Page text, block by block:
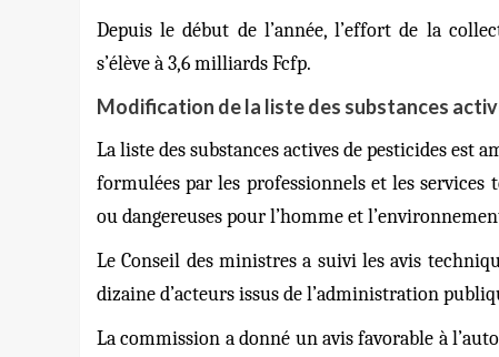
Depuis le début de l’année, l’effort de la
s’élève à 3,6 milliards Fcfp.
Modification de la liste des substances
La liste des substances actives de pesticides est
formulées par les professionnels et les
ou dangereuses pour l’homme et
Le Conseil des ministres a suivi les avis
dizaine d’acteurs issus de l’administration
La commission a donné un avis favorable à